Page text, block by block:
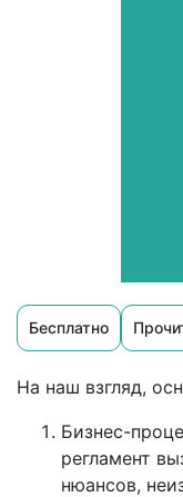
Бесплатно
На наш взгляд,
Бизнес-
регламент
нюансов,